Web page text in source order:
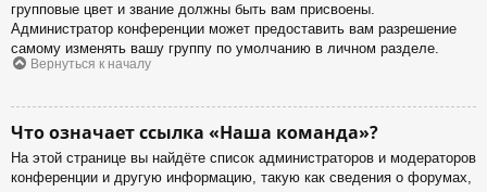
групповые цвет и звание должны быть вам присвоены.
Администратор конференции может предоставить вам разрешение
самому изменять вашу группу по умолчанию в личном разделе.
Вернуться к началу
Что означает ссылка «Наша команда»?
На этой странице вы найдёте список администраторов и модераторов
конференции и другую информацию, такую как сведения о форумах,